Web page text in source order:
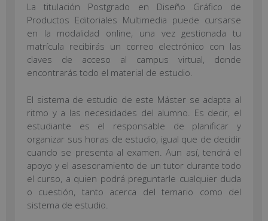
La titulación Postgrado en Diseño Gráfico de
Productos Editoriales Multimedia puede cursarse
en la modalidad online, una vez gestionada tu
matrícula recibirás un correo electrónico con las
claves de acceso al campus virtual, donde
encontrarás todo el material de estudio.
El sistema de estudio de este Máster se adapta al
ritmo y a las necesidades del alumno. Es decir, el
estudiante es el responsable de planificar y
organizar sus horas de estudio, igual que de decidir
cuando se presenta al examen. Aun así, tendrá el
apoyo y el asesoramiento de un tutor durante todo
el curso, a quien podrá preguntarle cualquier duda
o cuestión, tanto acerca del temario como del
sistema de estudio.